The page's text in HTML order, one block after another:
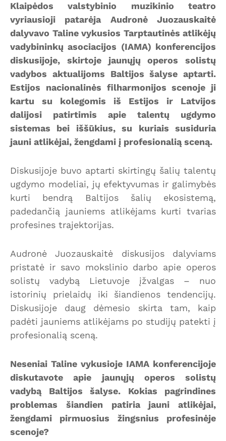
Klaipėdos valstybinio muzikinio teatro
vyriausioji patarėja Audronė Juozauskaitė
dalyvavo Taline vykusios Tarptautinės atlikėjų
vadybininkų asociacijos (IAMA) konferencijos
diskusijoje, skirtoje jaunųjų operos solistų
vadybos aktualijoms Baltijos šalyse aptarti.
Estijos nacionalinės filharmonijos scenoje ji
kartu su kolegomis iš Estijos ir Latvijos
dalijosi patirtimis apie talentų ugdymo
sistemas bei iššūkius, su kuriais susiduria
jauni atlikėjai, žengdami į profesionalią sceną.
Diskusijoje buvo aptarti skirtingų šalių talentų
ugdymo modeliai, jų efektyvumas ir galimybės
kurti bendrą Baltijos šalių ekosistemą,
padedančią jauniems atlikėjams kurti tvarias
profesines trajektorijas.
Audronė Juozauskaitė diskusijos dalyviams
pristatė ir savo mokslinio darbo apie operos
solistų vadybą Lietuvoje įžvalgas – nuo
istorinių prielaidų iki šiandienos tendencijų.
Diskusijoje daug dėmesio skirta tam, kaip
padėti jauniems atlikėjams po studijų patekti į
profesionalią sceną.
Neseniai Taline vykusioje IAMA konferencijoje
diskutavote apie jaunųjų operos solistų
vadybą Baltijos šalyse. Kokias pagrindines
problemas šiandien patiria jauni atlikėjai,
žengdami pirmuosius žingsnius profesinėje
scenoje?